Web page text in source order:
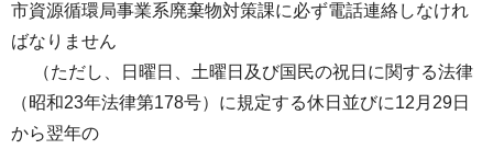
市資源循環局事業系廃棄物対策課に必ず電話連絡しなけれ
ばなりません
（ただし、日曜日、土曜日及び国民の祝日に関する法律
（昭和23年法律第178号）に規定する休日並びに12月29日
から翌年の